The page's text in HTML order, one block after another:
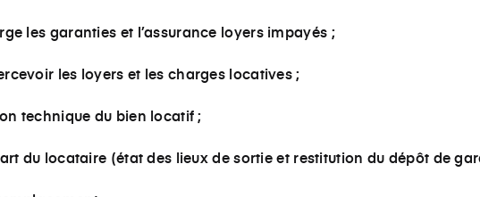
les garanties et l’assurance loyers impayés ;
les loyers et les charges locatives ;
technique du bien locatif ;
du locataire (état des lieux de sortie et restitution du dépôt de